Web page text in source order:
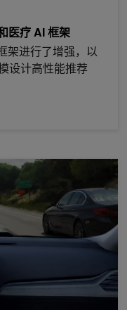
医疗 AI 框架
架进行了增强，以
设计高性能推荐
GPU 处理